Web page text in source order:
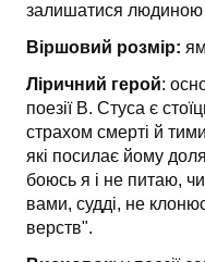
залишатися людиною
Віршовий розмір:
Ліричний герой:
поезії В. Стуса є
страхом смерті й
які посилає йому
боюсь я і не питаю,
вами, судді, не
верств".